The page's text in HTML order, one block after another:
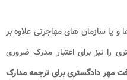
یا سازمان های مهاجرتی علاوه بر
را نیز برای اعتبار مدرک ضروری
مهر دادگستری برای ترجمه مدارک